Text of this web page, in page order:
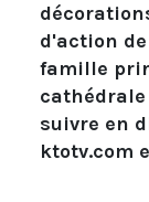
d'action
famille
cathédrale
suivre en
ktotv.com